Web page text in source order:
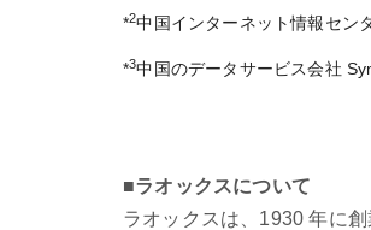
*2中国インターネット情報セン
*3中国のデータサービス会社
■ラオックスについて
ラオックスは、1930 年に